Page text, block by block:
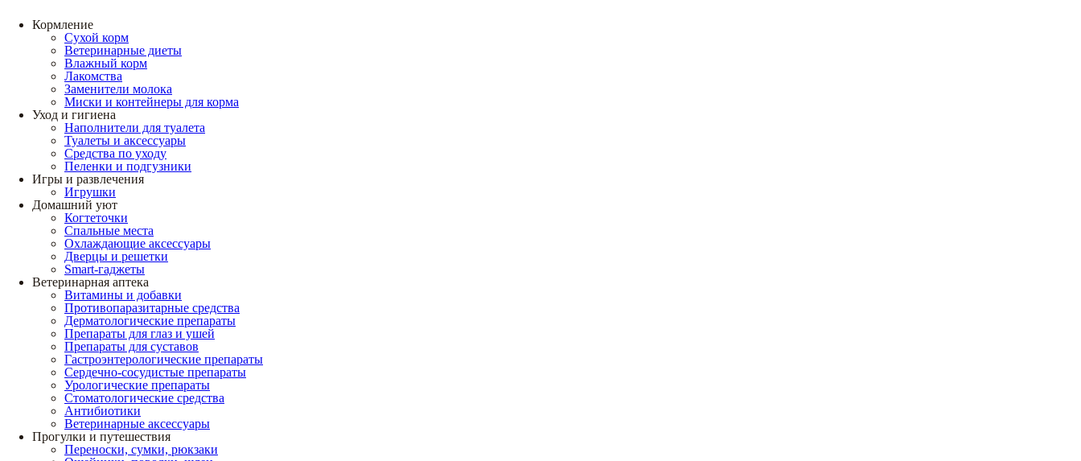
Кормление
Сухой корм
Ветеринарные диеты
Влажный корм
Лакомства
Заменители молока
Миски и контейнеры для корма
Уход и гигиена
Наполнители для туалета
Туалеты и аксессуары
Средства по уходу
Пеленки и подгузники
Игры и развлечения
Игрушки
Домашний уют
Когтеточки
Спальные места
Охлаждающие аксессуары
Дверцы и решетки
Smart-гаджеты
Ветеринарная аптека
Витамины и добавки
Противопаразитарные средства
Дерматологические препараты
Препараты для глаз и ушей
Препараты для суставов
Гастроэнтерологические препараты
Сердечно-сосудистые препараты
Урологические препараты
Стоматологические средства
Антибиотики
Ветеринарные аксессуары
Прогулки и путешествия
Переноски, сумки, рюкзаки